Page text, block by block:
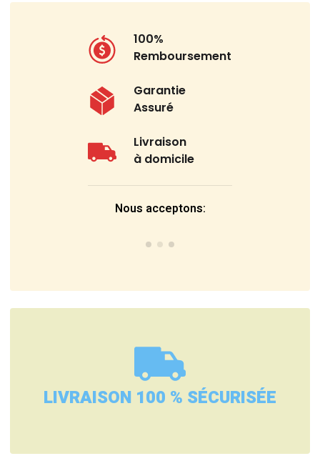
100%
Remboursement
Garantie
Assuré
Livraison
à domicile
Nous acceptons:
LIVRAISON 100 % SÉCURISÉE